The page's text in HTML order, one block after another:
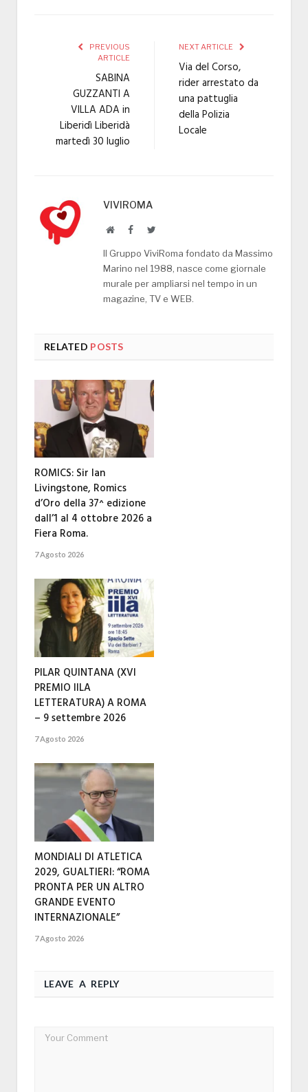
PREVIOUS
ARTICLE
SABINA
GUZZANTI A
VILLA ADA in
Liberidì Liberidà
martedì 30 luglio
NEXT ARTICLE
Via del Corso,
rider arrestato da
una pattuglia
della Polizia
Locale
VIVIROMA
WebsiteFacebookTwitter
Il Gruppo ViviRoma fondato da Massimo
Marino nel 1988, nasce come giornale
murale per ampliarsi nel tempo in un
magazine, TV e WEB.
RELATED POSTS
ROMICS: Sir Ian
Livingstone, Romics
d’Oro della 37^ edizione
dall’1 al 4 ottobre 2026 a
Fiera Roma.
7 Agosto 2026
PILAR QUINTANA (XVI
PREMIO IILA
LETTERATURA) A ROMA
– 9 settembre 2026
7 Agosto 2026
MONDIALI DI ATLETICA
2029, GUALTIERI: “ROMA
PRONTA PER UN ALTRO
GRANDE EVENTO
INTERNAZIONALE”
7 Agosto 2026
LEAVE A REPLY